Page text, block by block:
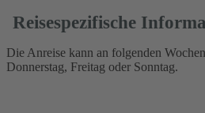
Reisespezifische
Die Anreise kann an folgenden
Donnerstag, Freitag oder Sonntag.